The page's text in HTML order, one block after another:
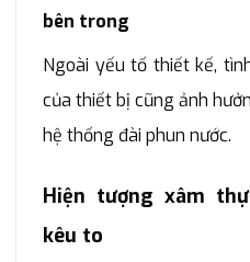
bên trong
Ngoài yếu tố thiết kế,
của thiết bị cũng ảnh
hệ thống đài phun nước.
Hiện tượng xâm
kêu to